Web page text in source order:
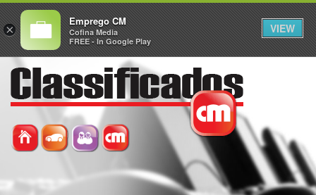
×
Emprego CM
Cofina Media
FREE - In Google Play
VIEW